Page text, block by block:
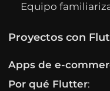
Equipo
Proyectos con
Apps de e-
Por qué Flutter: